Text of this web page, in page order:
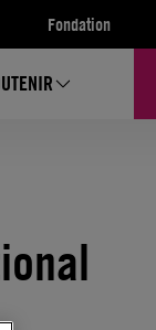
Fondation